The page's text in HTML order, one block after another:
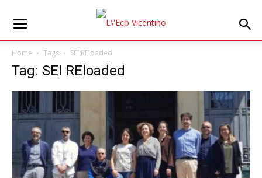
Home Tags SEI REloaded
Tag: SEI REloaded